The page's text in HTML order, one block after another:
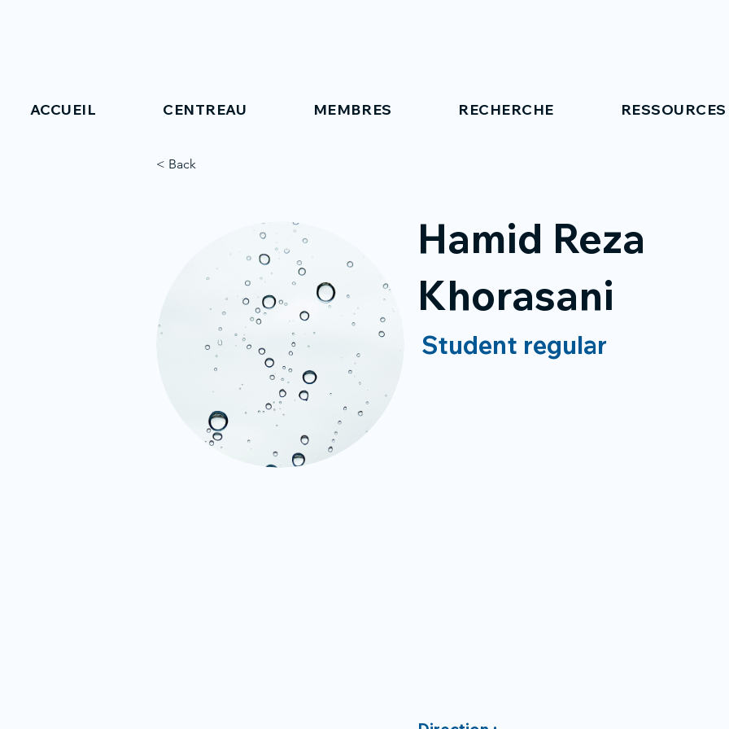
ACCUEIL CENTREAU MEMBRES RECHERCHE RESSOURCES
< Back
Hamid Reza
Khorasani
Student regular